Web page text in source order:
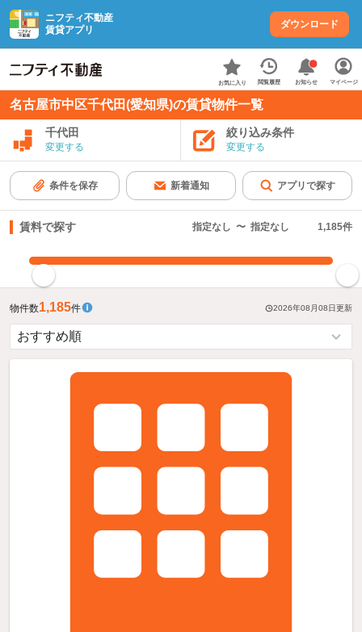
ニフティ不動産
賃貸アプリ
ダウンロード
お気に入り 閲覧履歴 お知らせ マイページ
名古屋市中区千代田(愛知県)の賃貸物件一覧
千代田
変更する
絞り込み条件
変更する
条件を保存 新着通知 アプリで探す
賃料で探す 指定なし 〜 指定なし 1,185件
物件数1,185件 2026年08月08日更新